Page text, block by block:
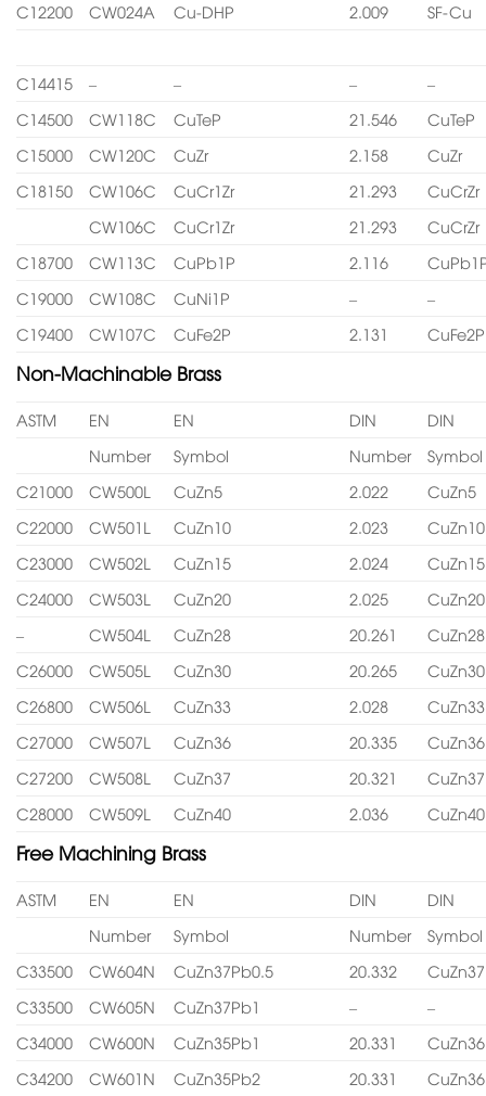
C12200
CW024A Cu-DHP 2.009 SF-Cu
C14415 – – –
–
C14500
CW118C CuTeP 21.546
CuTeP
C15000
CW120C CuZr 2.158
CuZr
C18150
CW106C CuCr1Zr 21.293
CuCrZr
CW106C
CuCr1Zr 21.293
CuCrZr
C18700
CW113C CuPb1P 2.116
C19000
CW108C CuNi1P –
–
C19400
CW107C CuFe2P 2.131 CuFe2P
Non-Machinable Brass
ASTM EN EN DIN
DIN
Number
Symbol Number
Symbol
C21000
CW500L CuZn5 2.022
CuZn5
C22000
CW501L CuZn10 2.023
CuZn10
C23000
CW502L CuZn15 2.024
CuZn15
C24000
CW503L CuZn20 2.025
CuZn20
–
CW504L CuZn28 20.261
CuZn28
C26000
CW505L CuZn30 20.265
CuZn30
C26800
CW506L CuZn33 2.028
CuZn33
C27000
CW507L CuZn36 20.335
CuZn36
C27200
CW508L CuZn37 20.321
CuZn37
C28000
CW509L CuZn40 2.036 CuZn40
Free Machining Brass
ASTM EN EN DIN
DIN
Number
Symbol Number
Symbol
C33500
CW604N CuZn37Pb0.5 20.332
C33500
CW605N CuZn37Pb1 –
–
C34000
CW600N CuZn35Pb1 20.331
C34200
CW601N CuZn35Pb2 20.331